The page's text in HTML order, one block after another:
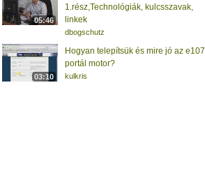
05:46
1.rész,Technológiák, kulcsszavak,
linkek
dbogschutz
03:10
Hogyan telepítsük és mire jó az e107
portál motor?
kulkris